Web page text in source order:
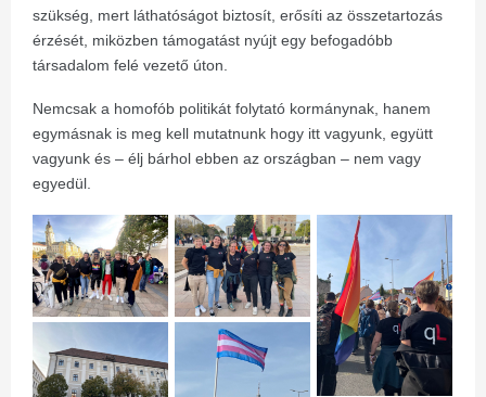
szükség, mert láthatóságot biztosít, erősíti az összetartozás
érzését, miközben támogatást nyújt egy befogadóbb
társadalom felé vezető úton.
Nemcsak a homofób politikát folytató kormánynak, hanem
egymásnak is meg kell mutatnunk hogy itt vagyunk, együtt
vagyunk és – élj bárhol ebben az országban – nem vagy
egyedül.